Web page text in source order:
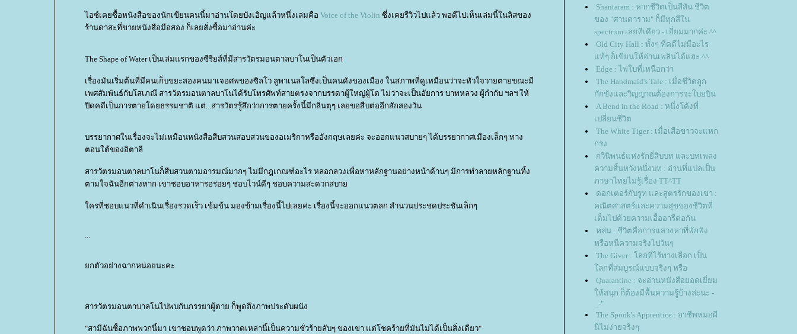
ไอซ์เคยซื้อหนังสือของนักเขียนคนนี้มาอ่านโดยบังเอิญแล้วหนึ่งเล่มคือ Voice of the Violin ซึ่งเคยรีวิวไปแล้ว พอดีไปเห็นเล่มนี้ในลิสของ
ร้านดาสะที่ขายหนังสือมือสอง ก็เลยสั่งซื้อมาอ่านค่ะ
The Shape of Water เป็นเล่มแรกของซีรียส์ที่มีสารวัตรมอนตาลบาโนเป็นตัวเอก
เรื่องมันเริ่มต้นที่มีคนเก็บขยะสองคนมาเจอศพของซิลโว ลูพาเนลโลซึ่งเป็นคนดังของเมือง ในสภาพที่ดูเหมือนว่าจะหัวใจวายตายขณะมี
เพศสัมพันธ์กับโสเภณี สารวัตรมอนตาลบาโนได้รับโทรศัพท์สายตรงจากบรรดาผู้ใหญ่ผู้โต ไม่ว่าจะเป็นอัยการ บาทหลวง ผู้กำกับ ฯลฯ ให้
ปิดคดีเป็นการตายโดยธรรมชาติ แต่...สารวัตรรู้สึกว่าการตายครั้งนี้มีกลิ่นตุๆ เลยขอสืบต่ออีกสักสองวัน
บรรยากาศในเรื่องจะไม่เหมือนหนังสือสืบสวนสอบสวนของอเมริกาหรืออังกฤษเลยค่ะ จะออกแนวสบายๆ ได้บรรยากาศเมืองเล็กๆ ทาง
ตอนใต้ของอิตาลี
สารวัตรมอนตาลบาโนก็สืบสวนตามอารมณ์มากๆ ไม่มีกฎเกณฑ์อะไร หลอกลวงเพื่อหาหลักฐานอย่างหน้าด้านๆ มีการทำลายหลักฐานทิ้ง
ตามใจฉันอีกต่างหาก เขาชอบอาหารอร่อยๆ ชอบไวน์ดีๆ ชอบความสะดวกสบา
ครที่ชอบแนวที่ดำเนินเรื่องรวดเร็ว เข้มข้น มองข้ามเรื่องนี้ไปเลยค่ะ เรื่องนี้จะออกแนวตลก สำนวนประชดประชันเล็กๆ
...
กตัวอย่างฉากหน่อยนะคะ
สารวัตรมอนตาบาลโนไปพบกับภรรยาผู้ตาย ก็พูดถึงภาพประดับผนัง
"สามีฉันซื้อภาพพวกนี้มา เขาชอบพูดว่า ภาพวาดเหล่านี้เป็นความชั่วร้ายลับๆ ของเขา แต่โชคร้ายที่มันไม่ได้เป็นสิ่งเดียว"
Shantaram : หากชีวิตเป็นสีสัน ชีวิต
ของ "ศานตาราม" ก็มีทุกสีใน
spectrum เลยทีเดียว - เยี่ยมมากค่ะ ^^
Old City Hall : ทั้งๆ ที่คดีไม่มีอะไร
ท้ๆ ก็เขียนให้อ่านเพลินได้แฮะ ^^
Edge : ไพ่ใบที่เหนือกว่า
The Handmaid's Tale : เมื่อชีวิตถูก
กักขังและวิญญาณต้องการจะโบยบิน
A Bend in the Road : หนึ่งโค้งที่
เปลี่ยนชีวิต
The White Tiger : เมื่อเสือขาวจะแหก
กรง
กวีนิพนธ์แห่งรักยี่สิบบท และบทเพลง
ความสิ้นหวังหนึ่งบท : อ่านที่แปลเป็น
ภาษาไทยไม่รู้เรื่อง TT^TT
ดอกเตอร์กับรูท และสูตรรักของเขา :
คณิตศาสตร์และความสุขของชีวิตที่
เต็มไปด้วยความเอื้ออารีต่อกัน
หล่น : ชีวิตคือการแสวงหาที่พักพิง
หรือหนีความจริงไปวันๆ
The Giver : โลกที่ไร้ทางเลือก เป็น
ลกที่สมบูรณ์แบบจริงๆ หรือ
Quarantine : จะอ่านหนังสือยอดเยี่ยม
ห้สนุก ก็ต้องมีพื้นความรู้บ้างล่ะนะ -
_-"
The Spook's Apprentice : อาชีพหมอผี
นี่ไม่ง่ายจริงๆ